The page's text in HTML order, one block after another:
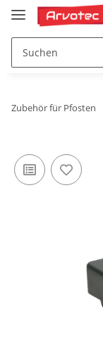
Zubehör für Pfosten